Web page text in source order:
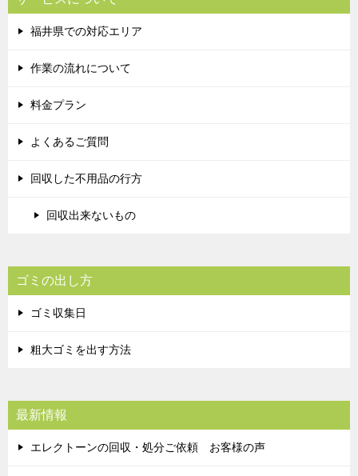
福井県での対応エリア
作業の流れについて
料金プラン
よくあるご質問
回収した不用品の行方
回収出来ないもの
ゴミの出し方
ゴミ収集日
粗大ゴミを出す方法
最新情報
エレクトーンの回収・処分ご依頼 お客様の声